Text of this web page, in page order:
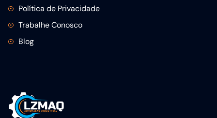
Política de Privacidade
Trabalhe Conosco
Blog